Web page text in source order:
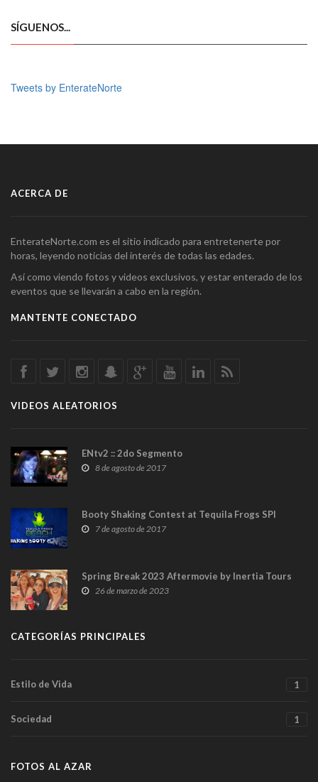
SÍGUENOS...
Tweets by EnterateNorte
ACERCA DE
EnterateNorte.com es el sitio indicado para entretenerte por
horas, leyendo noticias del interés de todas las edades.
Así como viendo fotos y videos exclusivos, y estar enterado de los
eventos que se llevarán a cabo en la región.
MANTENTE CONECTADO
VIDEOS ALEATORIOS
ENtv2 :: 2do Segmento
8 de agosto de 2017
Booty Shaking Contest at Tequila Frogs SPI
7 de agosto de 2017
Spring Break 2023 Aftermovie by Inertia Tours
26 de marzo de 2023
CATEGORÍAS PRINCIPALES
Estilo de Vida 1
Sociedad 1
FOTOS AL AZAR